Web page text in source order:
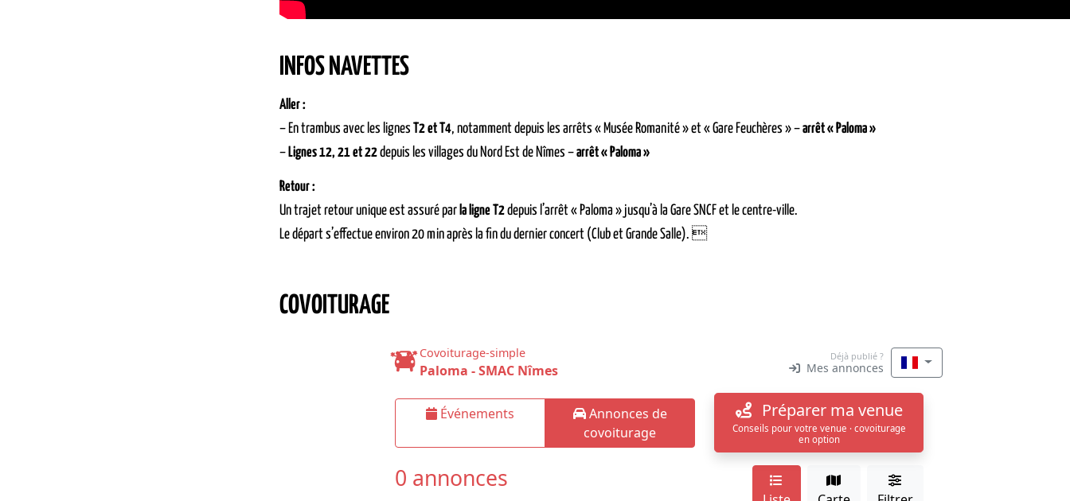
INFOS NAVETTES
Aller :
– En trambus avec les lignes T2 et T4, notamment depuis les arrêts « Musée Romanité » et « Gare Feuchères » –arrêt « Paloma »
– Lignes 12, 21 et 22depuis les villages du Nord Est de Nîmes –arrêt « Paloma »
Retour :
Un trajet retour unique est assuré par la ligne T2depuis l’arrêt « Paloma » jusqu’à la Gare SNCF et le centre-ville.
Le départ s’effectue environ 20 min après la fin du dernier concert (Club et Grande Salle). 
COVOITURAGE